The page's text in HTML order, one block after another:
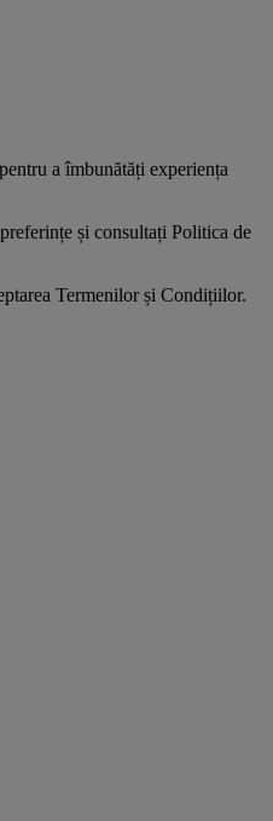
a îmbunătăți experiența
și consultați Politica de
Termenilor și Condițiilor.